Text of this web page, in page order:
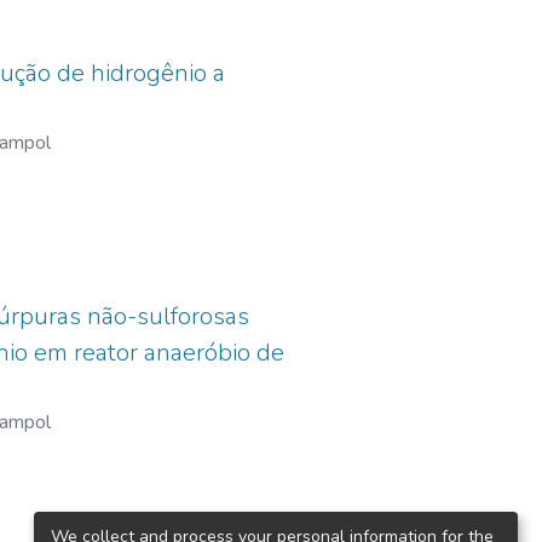
de hidrogênio a
não-sulforosas
em reator anaeróbio de
We collect and process your personal information for the